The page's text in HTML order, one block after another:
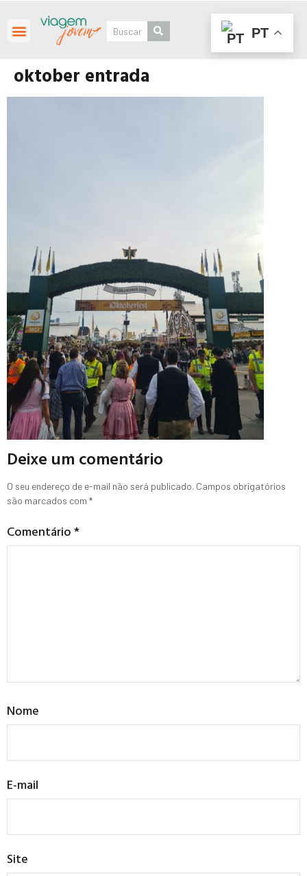
oktober entrada
Deixe um comentário
O seu endereço de e-mail não será publicado. Campos obrigatórios
são marcados com *
Comentário*
Nome
E-mail
Site
PT